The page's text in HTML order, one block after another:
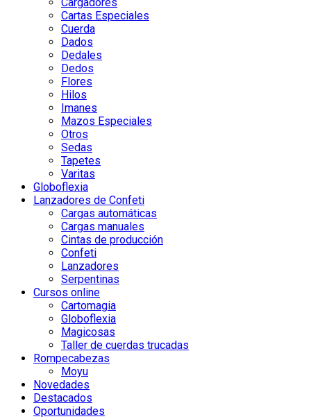
Cartas Especiales
Cuerda
Dados
Dedales
Dedos
Flores
Hilos
Imanes
Mazos Especiales
Otros
Sedas
Tapetes
Varitas
Globoflexia
Lanzadores de Confeti
Cargas automáticas
Cargas manuales
Cintas de producción
Confeti
Lanzadores
Serpentinas
Cursos online
Cartomagia
Globoflexia
Magicosas
Taller de cuerdas trucadas
Rompecabezas
Moyu
Novedades
Destacados
Oportunidades